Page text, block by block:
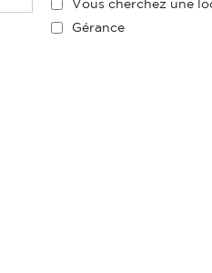
Vous cherchez une
Gérance